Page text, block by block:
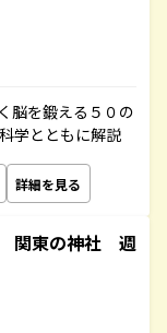
脳を鍛える５０の
学とともに解説
詳細を見る
関東の神社 週